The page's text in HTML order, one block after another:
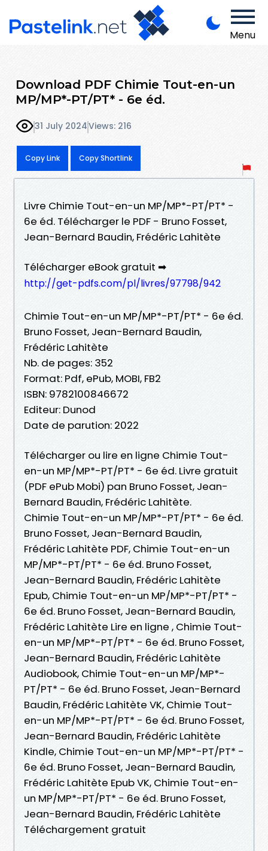
Menu
Download PDF Chimie Tout-en-un
MP/MP*-PT/PT* - 6e éd.
31 July 2024Views: 216
Copy Link Copy Shortlink
Livre Chimie Tout-en-un MP/MP*-PT/PT* -
6e éd. Télécharger le PDF - Bruno Fosset,
Jean-Bernard Baudin, Frédéric Lahitète
Télécharger eBook gratuit ➡
http://get-pdfs.com/pl/livres/97798/942
Chimie Tout-en-un MP/MP*-PT/PT* - 6e éd.
Bruno Fosset, Jean-Bernard Baudin,
Frédéric Lahitète
Nb. de pages: 352
Format: Pdf, ePub, MOBI, FB2
ISBN: 9782100846672
Editeur: Dunod
Date de parution: 2022
Télécharger ou lire en ligne Chimie Tout-
en-un MP/MP*-PT/PT* - 6e éd. Livre gratuit
(PDF ePub Mobi) pan Bruno Fosset, Jean-
Bernard Baudin, Frédéric Lahitète.
Chimie Tout-en-un MP/MP*-PT/PT* - 6e éd.
Bruno Fosset, Jean-Bernard Baudin,
Frédéric Lahitète PDF, Chimie Tout-en-un
MP/MP*-PT/PT* - 6e éd. Bruno Fosset,
Jean-Bernard Baudin, Frédéric Lahitète
Epub, Chimie Tout-en-un MP/MP*-PT/PT* -
6e éd. Bruno Fosset, Jean-Bernard Baudin,
Frédéric Lahitète Lire en ligne , Chimie Tout-
en-un MP/MP*-PT/PT* - 6e éd. Bruno Fosset,
Jean-Bernard Baudin, Frédéric Lahitète
Audiobook, Chimie Tout-en-un MP/MP*-
PT/PT* - 6e éd. Bruno Fosset, Jean-Bernard
Baudin, Frédéric Lahitète VK, Chimie Tout-
en-un MP/MP*-PT/PT* - 6e éd. Bruno Fosset,
Jean-Bernard Baudin, Frédéric Lahitète
Kindle, Chimie Tout-en-un MP/MP*-PT/PT* -
6e éd. Bruno Fosset, Jean-Bernard Baudin,
Frédéric Lahitète Epub VK, Chimie Tout-en-
un MP/MP*-PT/PT* - 6e éd. Bruno Fosset,
Jean-Bernard Baudin, Frédéric Lahitète
Téléchargement gratuit